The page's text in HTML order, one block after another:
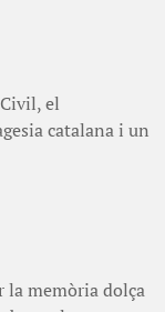
el
catalana i un
la memòria dolça